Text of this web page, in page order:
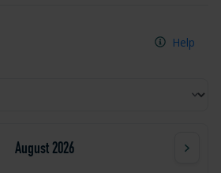
Help
August 2026